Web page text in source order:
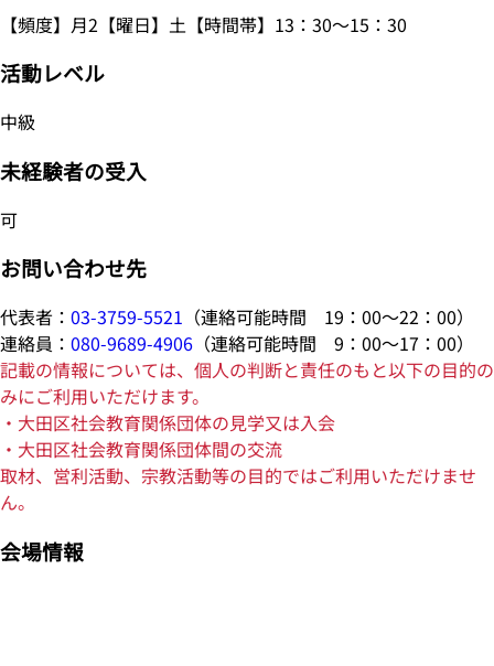
【頻度】月2【曜日】土【時間帯】13：30～15：30
活動レベル
中級
未経験者の受入
可
お問い合わせ先
代表者： 03-3759-5521 （連絡可能時間 19：00～22：00）
連絡員： 080-9689-4906 （連絡可能時間 9：00～17：00）
記載の情報については、個人の判断と責任のもと以下の目的の
みにご利用いただけます。
・大田区社会教育関係団体の見学又は入会
・大田区社会教育関係団体間の交流
取材、営利活動、宗教活動等の目的ではご利用いただけませ
ん。
会場情報